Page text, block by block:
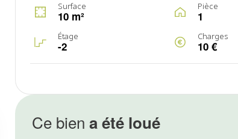
Surface
10 m²
Pièce
1
Étage
-2
Charges
10 €
Ce biena été loué